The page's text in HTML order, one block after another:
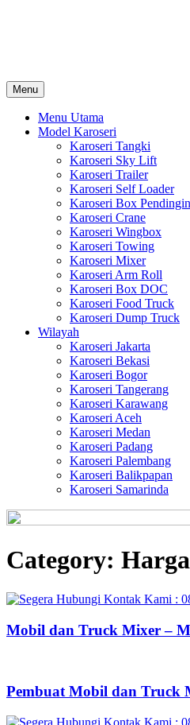
Menu
Menu Utama
Model Karoseri
Karoseri Tangki
Karoseri Sky Lift
Karoseri Trailer
Karoseri Self Loader
Karoseri Box Pendingin
Karoseri Crane
Karoseri Wingbox
Karoseri Towing
Karoseri Mixer
Karoseri Arm Roll
Karoseri Box DOC
Karoseri Food Truck
Karoseri Dump Truck
Wilayah
Karoseri Jakarta
Karoseri Bekasi
Karoseri Bogor
Karoseri Tangerang
Karoseri Karawang
Karoseri Aceh
Karoseri Medan
Karoseri Padang
Karoseri Palembang
Karoseri Balikpapan
Karoseri Samarinda
Category:
Mobil dan Truck Mixer –
Pembuat Mobil dan Truck